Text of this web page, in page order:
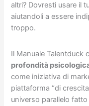
altri? Dovresti usare il
aiutandoli a essere
troppo.
Il Manuale Talentduck
profondità
come iniziativa di
piattaforma “di
universo parallelo